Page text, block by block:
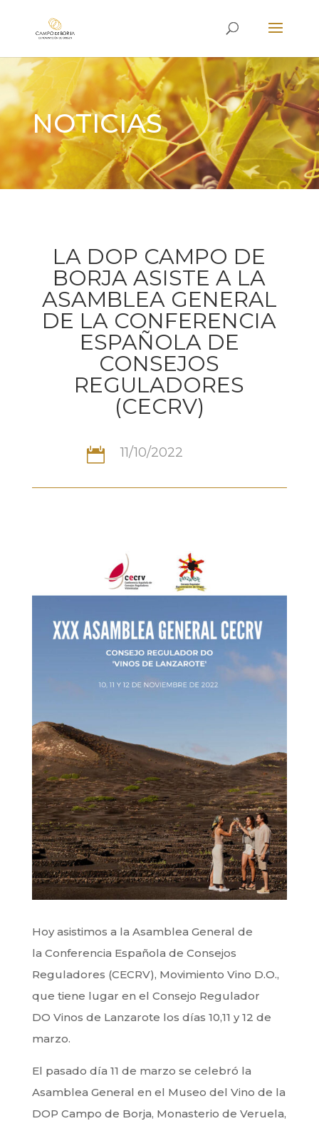
NOTICIAS
LA DOP CAMPO DE
BORJA ASISTE A LA
ASAMBLEA GENERAL
DE LA CONFERENCIA
ESPAÑOLA DE
CONSEJOS
REGULADORES
(CECRV)
 11/10/2022
Hoy asistimos a la Asamblea General de
la Conferencia Española de Consejos
Reguladores (CECRV), Movimiento Vino D.O.,
que tiene lugar en el Consejo Regulador
DO Vinos de Lanzarote los días 10,11 y 12 de
marzo.
El pasado día 11 de marzo se celebró la
Asamblea General en el Museo del Vino de la
DOP Campo de Borja, Monasterio de Veruela,